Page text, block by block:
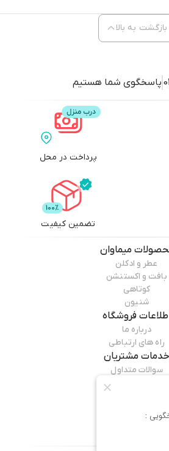
پاسخگوی شما هستیم
بازگشت به بالا
پرداخت در محل
تضمین کیفیت
میماوان
عطر و ادکلن
بافت و اکستنشن
کوتاهی
شنیون
فروشگاه
درباره ما
راه های ارتباطی
خدمات مشتریان
سوالات متداول
قوانین مرجوعی
همراه ما باشید